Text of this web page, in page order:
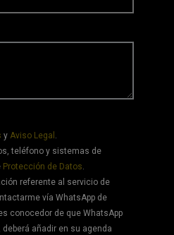
y Aviso Legal .
teléfono y sistemas de
Protección de Datos.
referente al servicio de
vía WhatsApp de
conocedor de que WhatsApp
añadir en su agenda